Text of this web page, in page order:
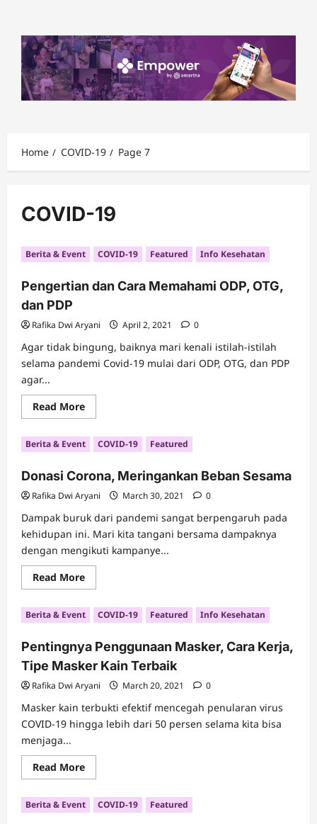
content
Home COVID-19 Page 7
COVID-19
Berita & Event COVID-19 Featured Info Kesehatan
Pengertian dan Cara Memahami ODP, OTG,
dan PDP
Rafika Dwi Aryani April 2, 2021 0
Agar tidak bingung, baiknya mari kenali istilah-istilah
selama pandemi Covid-19 mulai dari ODP, OTG, dan PDP
agar...
Read MoreRead
more
Pengertian
dan
Cara
ODP,
OTG,
dan
PDP
Berita & Event COVID-19 Featured
Donasi Corona, Meringankan Beban Sesama
Rafika Dwi Aryani March 30, 2021 0
Dampak buruk dari pandemi sangat berpengaruh pada
kehidupan ini. Mari kita tangani bersama dampaknya
dengan mengikuti kampanye...
Read MoreRead
more
Donasi
Corona,
Meringankan
Sesama
Berita & Event COVID-19 Featured Info Kesehatan
Pentingnya Penggunaan Masker, Cara Kerja,
Tipe Masker Kain Terbaik
Rafika Dwi Aryani March 20, 2021 0
Masker kain terbukti efektif mencegah penularan virus
COVID-19 hingga lebih dari 50 persen selama kita bisa
menjaga...
Read MoreRead
more
Pentingnya
Penggunaan
Masker,
Berita & Event COVID-19 Featured